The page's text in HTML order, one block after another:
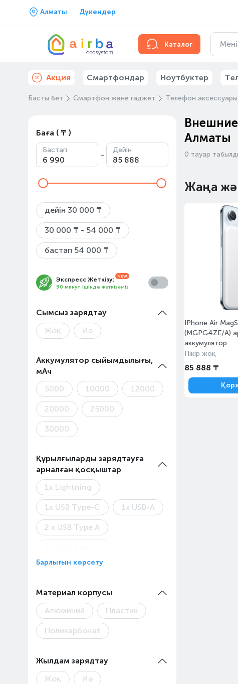
Алматы Дүкендер
Каталог
Акция Смартфондар Ноутбуктер
Басты бет Смартфон және гаджет Телефон аксессуары
Баға ( ₸ )
Бастап - Дейін
дейін 30 000 ₸
30 000 ₸ - 54 000 ₸
бастап 54 000 ₸
Экспресс Жеткізу:
90 минут ішінде жеткіземіз
Сымсыз зарядтау
Жоқ
Иә
Аккумулятор сыйымдылығы,
мАч
5000
10000 12000
20000 25000
30000
Құрылғыларды зарядтауға
арналған қосқыштар
1x Lightning
1x USB Type-C 1x USB-A
2 x USB Type A
MicroUSB USB-C
Барлығын көрсету
Материал корпусы
Алюминий
Пластик
Поликарбонат
Жылдам зарядтау
Жоқ
Иә
Алматы
0 тауар
Жаңа
IPhone Air
(MGPG4ZE/A)
аккумулятор
Пікір жоқ
85 888 ₸